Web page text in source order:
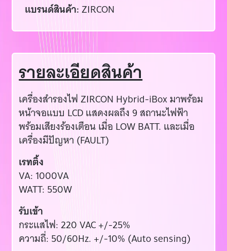
แบรนด์สินค้า:ZIRCON
รายละเอียดสินค้า
เครื่องสำรองไฟ ZIRCON Hybrid-iBox มาพร้อม
หน้าจอแบบ LCD แสดงผลถึง 9 สถานะไฟฟ้า
พร้อมเสียงร้องเตือน เมื่อ LOW BATT. และเมื่อ
เครื่องมีปัญหา (FAULT)
เรทติ้ง
VA: 1000VA
WATT: 550W
รับเข้า
กระแสไฟ: 220 VAC +/-25%
ความถี่: 50/60Hz. +/-10% (Auto sensing)